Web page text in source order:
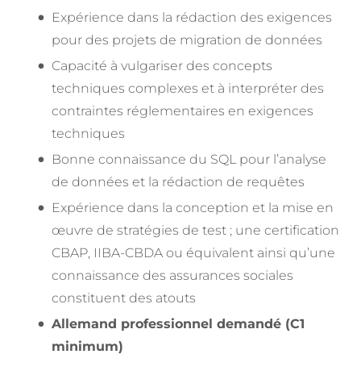
Expérience dans la rédaction des exigences
pour des projets de migration de données
Capacité à vulgariser des concepts
techniques complexes et à interpréter des
contraintes réglementaires en exigences
techniques
Bonne connaissance du SQL pour l’analyse
de données et la rédaction de requêtes
Expérience dans la conception et la mise en
œuvre de stratégies de test ; une certification
CBAP, IIBA-CBDA ou équivalent ainsi qu’une
connaissance des assurances sociales
constituent des atouts
Allemand professionnel demandé (C1
minimum)